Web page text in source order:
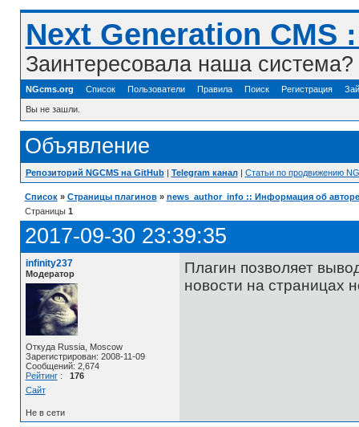
Next Generation
Заинтересовала наша
NGcms.org Список Пользователи Правила Поиск Регистрация
Вы не зашли.
Объявление
Репозиторий NGCMS на GitHub| Telegram канал| Статьи по продвижению
Список » Страницы плагинов » news_author_info :: Информация об
Страницы 1
2017-09-30 23:39:35
infinity237
Модератор
Откуда Russia, Moscow
Зарегистрирован: 2008-11-09
Сообщений: 2,674
Рейтинг: 176
Сайт
Плагин позволяет
новости на страницах
Не в сети